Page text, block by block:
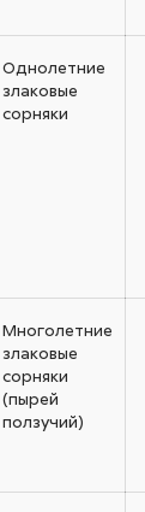
Однолетние
злаковые
сорняки
Многолетние
злаковые
сорняки
(пырей
ползучий)